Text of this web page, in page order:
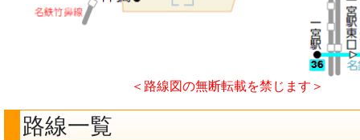
＜路線図の無断転載を禁じます＞
路線一覧